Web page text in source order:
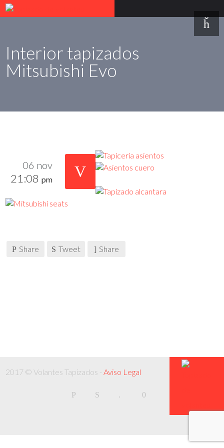
Interior tapizados
Mitsubishi Evo
06 nov
21:08 pm
Share Tweet Share
2017 © Volantes Tapizados -Aviso Legal